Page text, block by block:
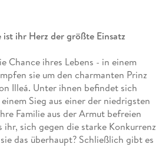
ihr Herz der größte Einsatz
Chance ihres Lebens - in einem
sie um den charmanten Prinz
Illeá. Unter ihnen befindet sich
Sieg aus einer der niedrigsten
Familie aus der Armut befreien
sich gegen die starke Konkurrenz
das überhaupt? Schließlich gibt es